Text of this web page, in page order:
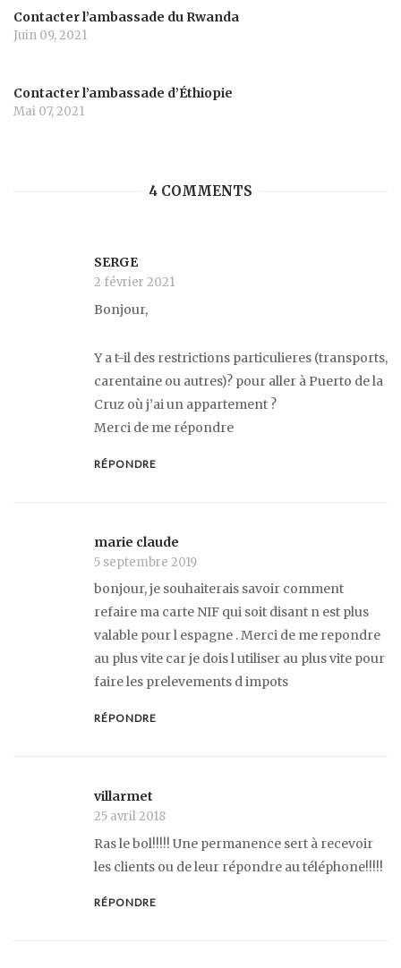
Contacter l’ambassade du Rwanda
Juin 09, 2021
Contacter l’ambassade d’Éthiopie
Mai 07, 2021
4 COMMENTS
SERGE
2 février 2021
Bonjour,
Y a t-il des restrictions particulieres (transports,
carentaine ou autres)? pour aller à Puerto de la
Cruz où j’ai un appartement ?
Merci de me répondre
RÉPONDRE
marie claude
5 septembre 2019
bonjour, je souhaiterais savoir comment
refaire ma carte NIF qui soit disant n est plus
valable pour l espagne . Merci de me repondre
au plus vite car je dois l utiliser au plus vite pour
faire les prelevements d impots
RÉPONDRE
villarmet
25 avril 2018
Ras le bol!!!!! Une permanence sert à recevoir
les clients ou de leur répondre au téléphone!!!!!
RÉPONDRE